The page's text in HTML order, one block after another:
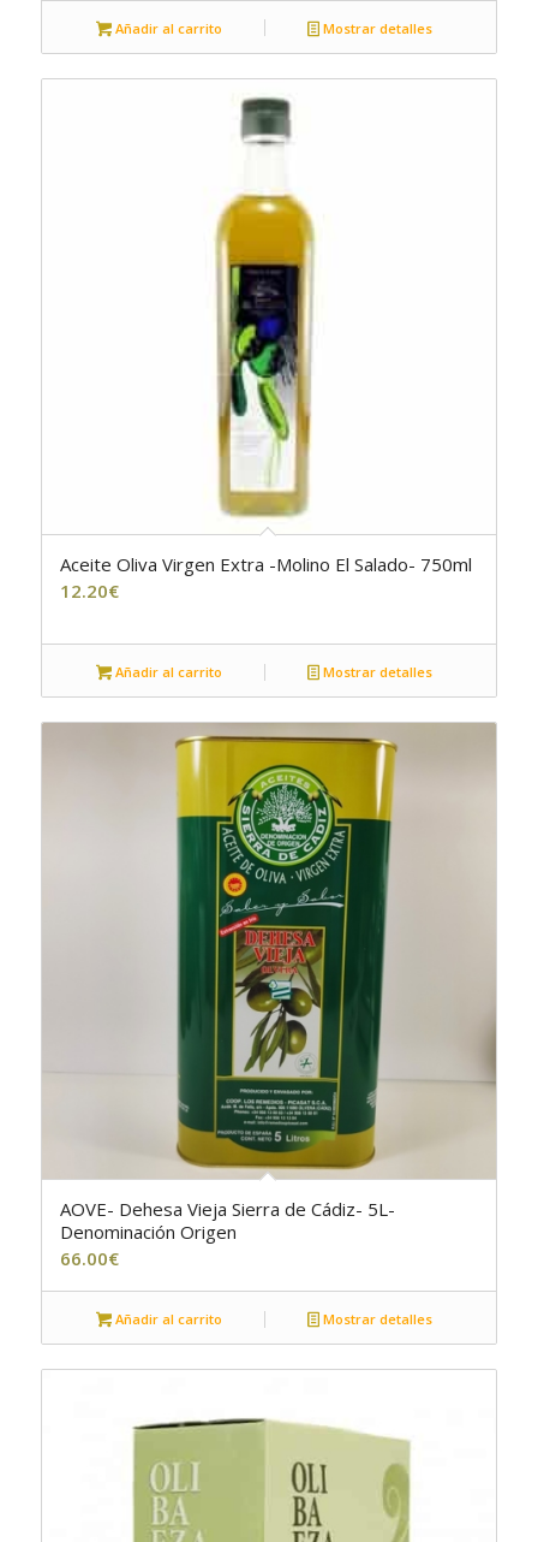
Añadir al carrito Mostrar detalles
5.00
Aceite Oliva Virgen Extra -Molino El Salado- 750ml
12.20€
Añadir al carrito Mostrar detalles
5.00
AOVE- Dehesa Vieja Sierra de Cádiz- 5L-
Denominación Origen
66.00€
Añadir al carrito Mostrar detalles